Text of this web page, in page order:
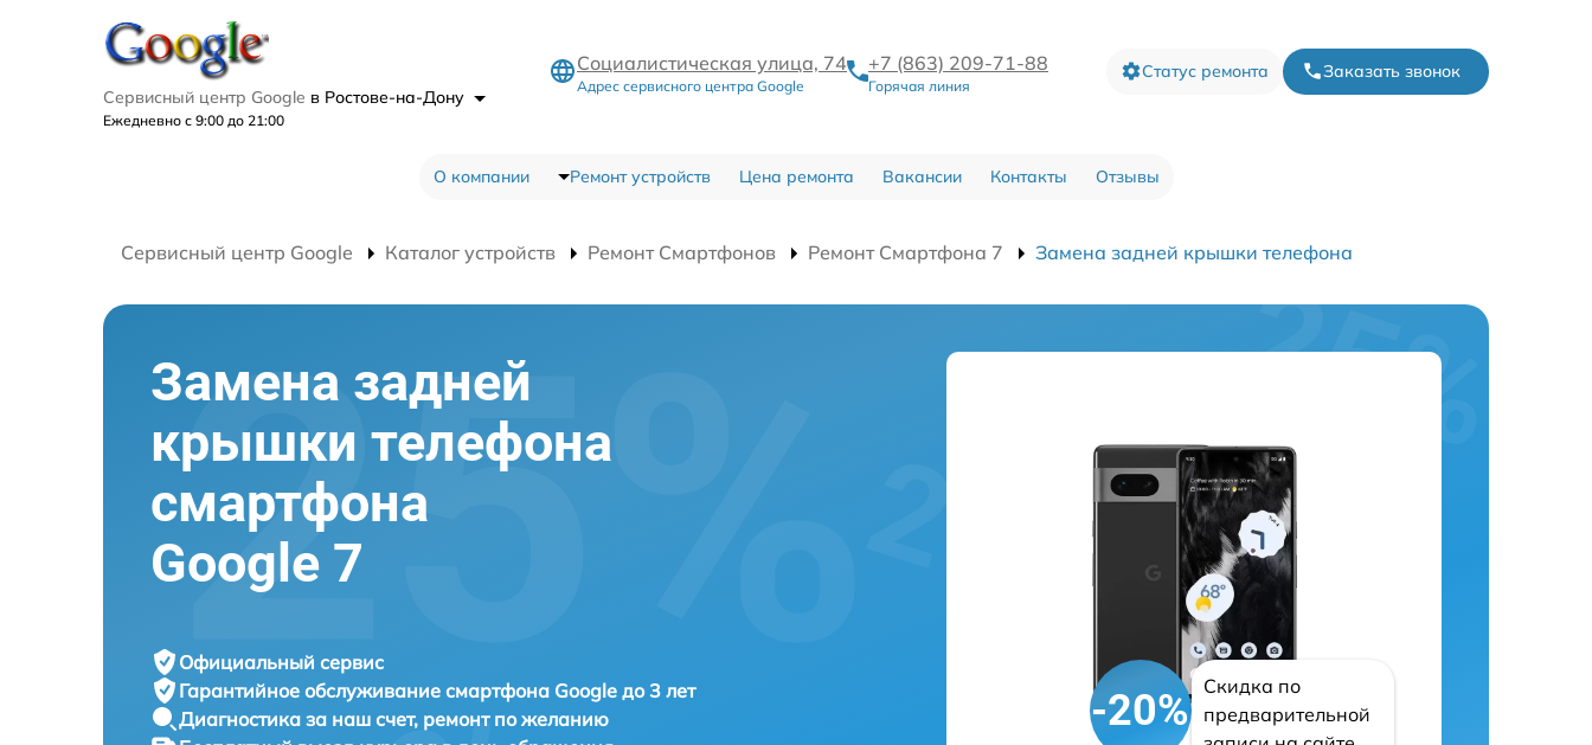
Сервисный центр Google в Ростове-на-Дону
Ежедневно с 9:00 до 21:00
Социалистическая улица, 74
Адрес сервисного центра Google
+7 (863) 209-71-88
Горячая линия
Статус ремонта Заказать звонок
О компании Ремонт устройств Цена ремонта Вакансии Контакты Отзывы
Сервисный центр Google Каталог устройств Ремонт Смартфонов Ремонт Смартфона 7 Замена задней крышки телефона
Замена задней
крышки телефона
смартфона
Google 7
Официальный сервис
Гарантийное обслуживание смартфона Google до 3 лет
Диагностика за наш счет, ремонт по желанию
-20%
Скидка по
предварительной